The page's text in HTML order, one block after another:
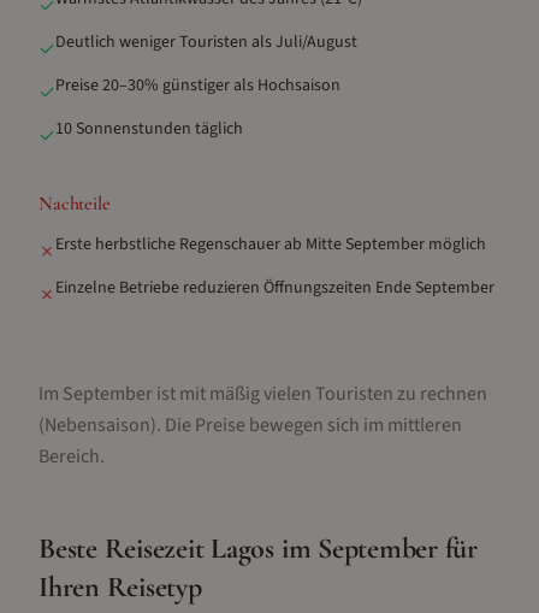
✓
✓Deutlich weniger Touristen als Juli/August
✓Preise 20–30% günstiger als Hochsaison
✓10 Sonnenstunden täglich
Nachteile
✗ Erste herbstliche Regenschauer ab Mitte September möglich
✗ Einzelne Betriebe reduzieren Öffnungszeiten Ende September
Im September ist mit mäßig vielen Touristen zu rechnen
(Nebensaison). Die Preise bewegen sich im mittleren
Bereich.
Beste Reisezeit Lagos im Septemberfür
Ihren Reisetyp